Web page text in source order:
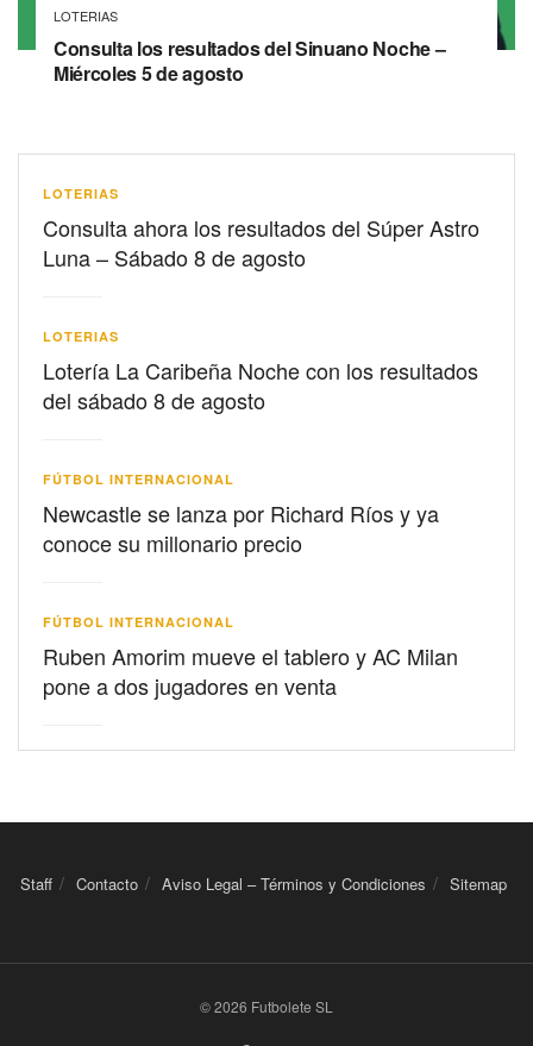
LOTERIAS
Consulta los resultados del Sinuano Noche –
Miércoles 5 de agosto
LOTERIAS
Consulta ahora los resultados del Súper Astro
Luna – Sábado 8 de agosto
LOTERIAS
Lotería La Caribeña Noche con los resultados
del sábado 8 de agosto
FÚTBOL INTERNACIONAL
Newcastle se lanza por Richard Ríos y ya
conoce su millonario precio
FÚTBOL INTERNACIONAL
Ruben Amorim mueve el tablero y AC Milan
pone a dos jugadores en venta
Staff Contacto Aviso Legal – Términos y Condiciones Sitemap
© 2026 Futbolete SL